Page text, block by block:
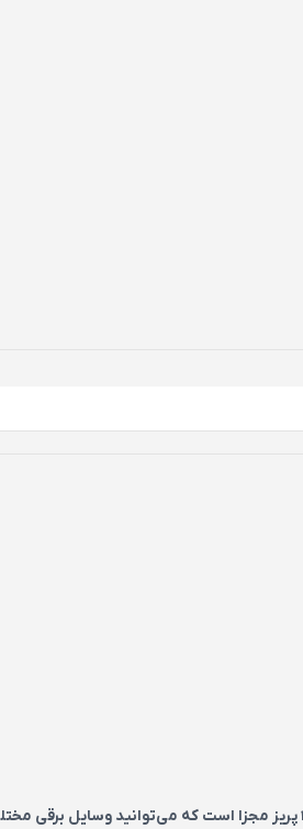
این چندراهی دارای 4 پریز مجزا است که می‌توانید وسایل